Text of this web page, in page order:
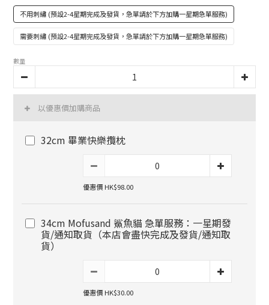
不用刺繡 (預設2-4星期完成及發貨，急單請於下方加購一星期急單服務)
需要刺繡 (預設2-4星期完成及發貨，急單請於下方加購一星期急單服務)
數量
以優惠價加購商品
32cm 畢業快樂攬枕
優惠價 HK$98.00
34cm Mofusand 鯊魚貓 急單服務：一星期發
貨/通知取貨（本店會盡快完成及發貨/通知取
貨）
優惠價 HK$30.00